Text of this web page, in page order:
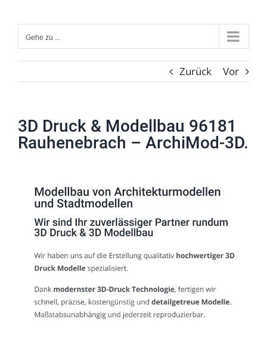
Inhalt
springenGehe zu ...
Zurück Vor
3D Druck & Modellbau 96181
Rauhenebrach – ArchiMod-3D.